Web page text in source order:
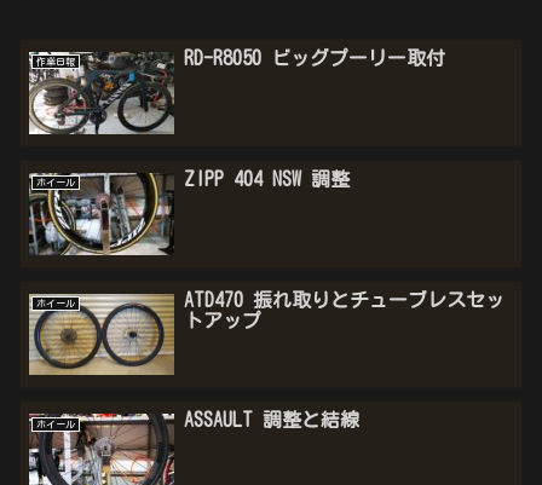
作業日報 RD-R8050 ビッグプーリー取付
ホイール ZIPP 404 NSW 調整
ホイール
ATD470 振れ取りとチューブレスセッ
トアップ
ホイール ASSAULT 調整と結線